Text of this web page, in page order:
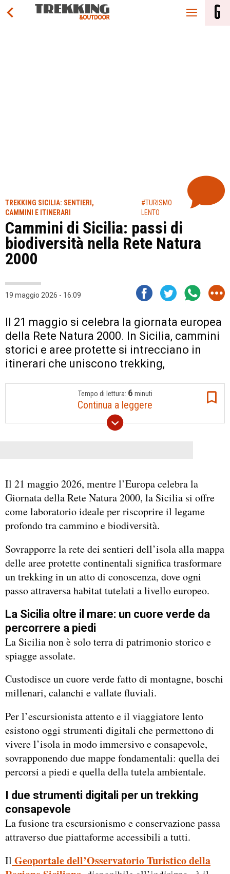
TREKKING SICILIA: SENTIERI,
CAMMINI E ITINERARI
#TURISMO
LENTO
Cammini di Sicilia: passi di
biodiversità nella Rete Natura
2000
19 maggio 2026 - 16:09
Il 21 maggio si celebra la giornata europea
della Rete Natura 2000. In Sicilia, cammini
storici e aree protette si intrecciano in
itinerari che uniscono trekking,
Tempo di lettura: 6 minuti
Continua a leggere
Il 21 maggio 2026, mentre l’Europa celebra la
Giornata della Rete Natura 2000, la Sicilia si offre
come laboratorio ideale per riscoprire il legame
profondo tra cammino e biodiversità.
Sovrapporre la rete dei sentieri dell’isola alla mappa
delle aree protette continentali significa trasformare
un trekking in un atto di conoscenza, dove ogni
passo attraversa habitat tutelati a livello europeo.
La Sicilia oltre il mare: un cuore verde da
percorrere a piedi
La Sicilia non è solo terra di patrimonio storico e
spiagge assolate.
Custodisce un cuore verde fatto di montagne, boschi
millenari, calanchi e vallate fluviali.
Per l’escursionista attento e il viaggiatore lento
esistono oggi strumenti digitali che permettono di
vivere l’isola in modo immersivo e consapevole,
sovrapponendo due mappe fondamentali: quella dei
percorsi a piedi e quella della tutela ambientale.
I due strumenti digitali per un trekking
consapevole
La fusione tra escursionismo e conservazione passa
attraverso due piattaforme accessibili a tutti.
Il Geoportale dell’Osservatorio Turistico della